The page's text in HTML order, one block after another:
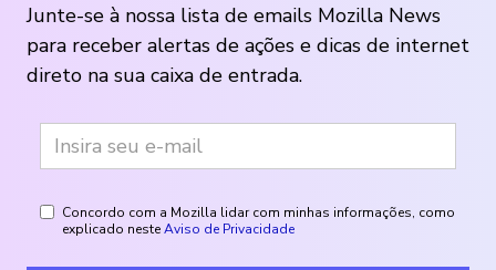
Junte-se à nossa lista de emails Mozilla News
para receber alertas de ações e dicas de internet
direto na sua caixa de entrada.
Concordo com a Mozilla lidar com minhas informações, como
explicado nesteAviso de Privacidade